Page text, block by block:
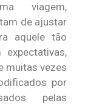
viagem,
de ajustar
aquele tão
muitas vezes
por
pelas